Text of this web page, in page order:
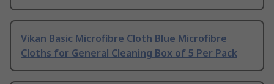
Vikan Basic Microfibre Cloth Blue Microfibre
Cloths for General Cleaning Box of 5 Per Pack